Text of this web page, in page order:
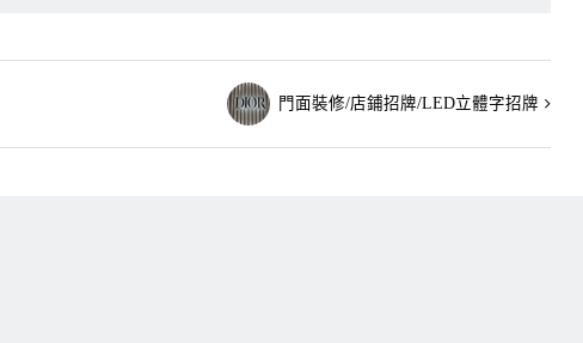
門面裝修/店鋪招牌/LED立體字招牌